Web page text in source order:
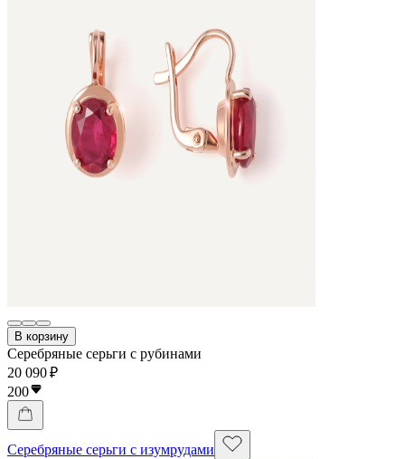
В корзину
Серебряные серьги с рубинами
20 090 ₽
200
Серебряные серьги с изумрудами